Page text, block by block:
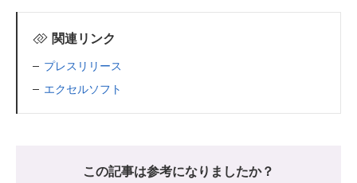
関連リンク
プレスリリース
エクセルソフト
この記事は参考になりましたか？